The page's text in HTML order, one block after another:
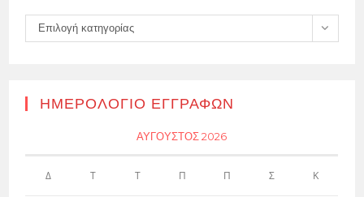
Kατηγορίες
Επιλογή κατηγορίας
ΗΜΕΡΟΛΌΓΙΟ ΕΓΓΡΑΦΏΝ
ΑΎΓΟΥΣΤΟΣ 2026
Δ Τ Τ Π Π Σ Κ